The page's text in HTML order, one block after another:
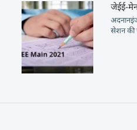
जेईई-
सेशन की